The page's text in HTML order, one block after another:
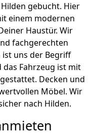
gebucht. Hier
einem modernen
Haustür. Wir
fachgerechten
uns der Begriff
Fahrzeug ist mit
Decken und
Möbel. Wir
nach Hilden.